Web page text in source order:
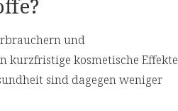
und
kurzfristige kosmetische Effekte
sind dagegen weniger